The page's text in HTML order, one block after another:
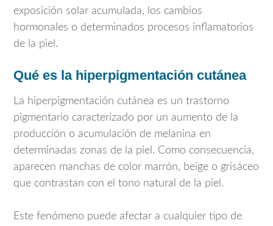
exposición solar acumulada, los cambios
hormonales o determinados procesos inflamatorios
de la piel.
Qué es la hiperpigmentación cutánea
La hiperpigmentación cutánea es un trastorno
pigmentario caracterizado por un aumento de la
producción o acumulación de melanina en
determinadas zonas de la piel. Como consecuencia,
aparecen manchas de color marrón, beige o grisáceo
que contrastan con el tono natural de la piel.
Este fenómeno puede afectar a cualquier tipo de